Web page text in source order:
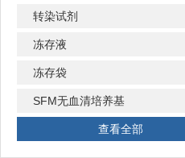
转染试剂
冻存液
冻存袋
SFM无血清培养基
查看全部